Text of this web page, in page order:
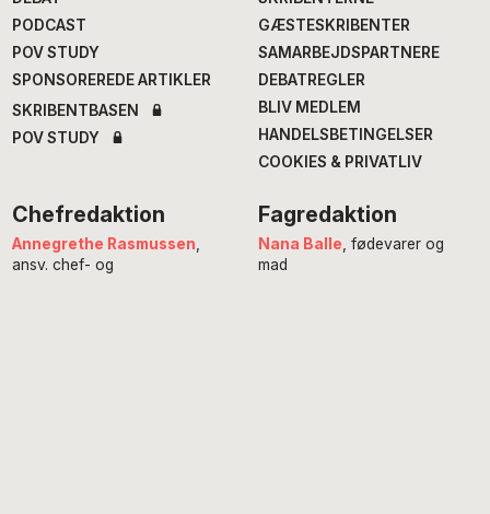
PODCAST
POV STUDY
SPONSOREREDE ARTIKLER
SKRIBENTBASEN
POV STUDY
GÆSTESKRIBENTER
SAMARBEJDSPARTNERE
DEBATREGLER
BLIV MEDLEM
HANDELSBETINGELSER
COOKIES & PRIVATLIV
Chefredaktion
Annegrethe Rasmussen,
ansv. chef- og
Fagredaktion
Nana Balle, fødevarer og
mad